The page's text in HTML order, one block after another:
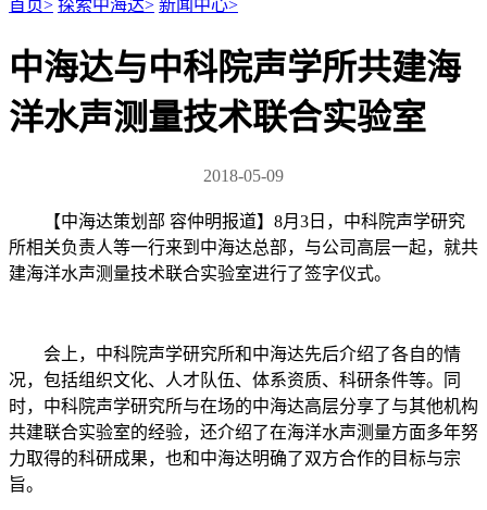
首页> 探索中海达> 新闻中心>
中海达与中科院声学所共建海
洋水声测量技术联合实验室
2018-05-09
【中海达策划部 容仲明报道】8月3日，中科院声学研究
所相关负责人等一行来到中海达总部，与公司高层一起，就共
建海洋水声测量技术联合实验室进行了签字仪式。
会上，中科院声学研究所和中海达先后介绍了各自的情
况，包括组织文化、人才队伍、体系资质、科研条件等。同
时，中科院声学研究所与在场的中海达高层分享了与其他机构
共建联合实验室的经验，还介绍了在海洋水声测量方面多年努
力取得的科研成果，也和中海达明确了双方合作的目标与宗
旨。